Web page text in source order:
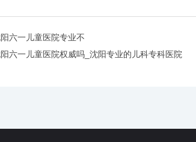
六一儿童医院专业不
六一儿童医院权威吗_沈阳专业的儿科专科医院